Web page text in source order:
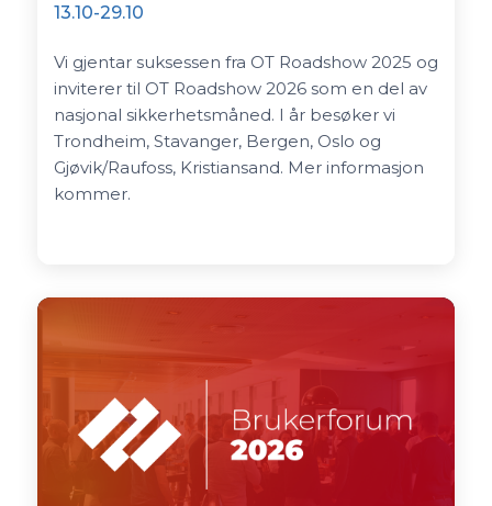
13.10-29.10
Vi gjentar suksessen fra OT Roadshow 2025 og
inviterer til OT Roadshow 2026 som en del av
nasjonal sikkerhetsmåned. I år besøker vi
Trondheim, Stavanger, Bergen, Oslo og
Gjøvik/Raufoss, Kristiansand. Mer informasjon
kommer.